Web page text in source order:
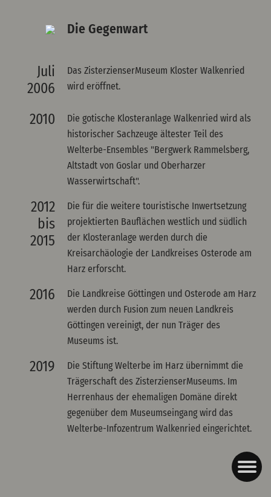
Die Gegenwart
Juli
2006
Das ZisterzienserMuseum Kloster Walkenried
wird eröffnet.
2010
Die gotische Klosteranlage Walkenried wird als
historischer Sachzeuge ältester Teil des
Welterbe-Ensembles "Bergwerk Rammelsberg,
Altstadt von Goslar und Oberharzer
Wasserwirtschaft".
2012
bis
2015
Die für die weitere touristische Inwertsetzung
projektierten Bauflächen westlich und südlich
der Klosteranlage werden durch die
Kreisarchäologie der Landkreises Osterode am
Harz erforscht.
2016
Die Landkreise Göttingen und Osterode am Harz
werden durch Fusion zum neuen Landkreis
Göttingen vereinigt, der nun Träger des
Museums ist.
2019
Die Stiftung Welterbe im Harz übernimmt die
Trägerschaft des ZisterzienserMuseums. Im
Herrenhaus der ehemaligen Domäne direkt
gegenüber dem Museumseingang wird das
Welterbe-Infozentrum Walkenried eingerichtet.